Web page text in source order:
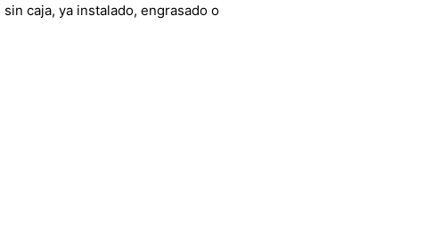
caja, ya instalado, engrasado o